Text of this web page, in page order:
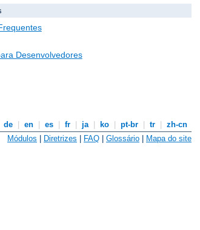
Desenvolvedores
de en es fr ja ko pt-br tr
zh-cn
Módulos | Diretrizes | FAQ | Glossário | Mapa do site